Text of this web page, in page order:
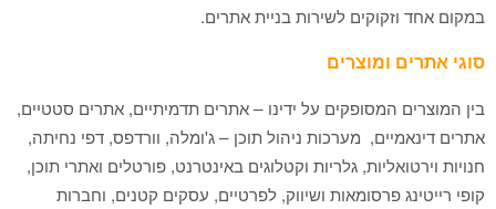
במקום אחד וזקוקים לשירות בניית אתרים.
סוגי אתרים ומוצרים
בין המוצרים המסופקים על ידינו – אתרים תדמיתיים, אתרים סטטיים,
אתרים דינאמיים, מערכות ניהול תוכן – ג'ומלה, וורדפס, דפי נחיתה,
חנויות וירטואליות, גלריות וקטלוגים באינטרנט, פורטלים ואתרי תוכן,
קופי רייטינג פרסומאות ושיווק, לפרטיים, עסקים קטנים, וחברות